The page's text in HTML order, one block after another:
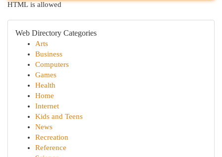
HTML is allowed
Web Directory Categories
Arts
Business
Computers
Games
Health
Home
Internet
Kids and Teens
News
Recreation
Reference